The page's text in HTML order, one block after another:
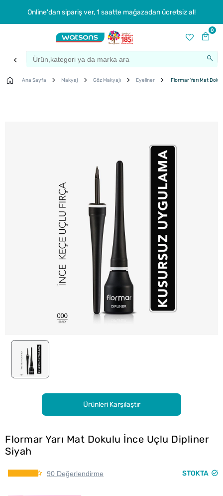
Online'dan sipariş ver, 1 saatte mağazadan ücretsiz al!
0
Ana Sayfa Makyaj Göz Makyajı Eyeliner Flormar Yarı Mat
Ürünleri Karşılaştır
Flormar Yarı Mat Dokulu İnce Uçlu Dipliner
Siyah
90 Değerlendirme STOKTA